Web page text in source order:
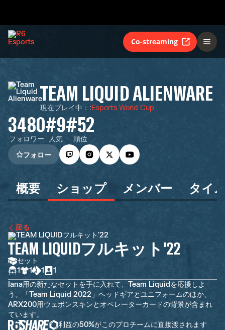
Co-streaming
TEAM LIQUID ALIENWARE
現在プレイ中： :Esports World Cup
3480
フォロワー
#9
人気
#52
順位
フォロー
概要 ショップ メンバー タイ
戻る
TEAM LIQUIDフルキット'22
セット
1
1 1
1
Iana用の新たなセットを手に入れて、Team Liquidを応援しよ
う。「Team Liquid 2022」ヘッドギアとユニフォームのほか、
ARX200用ウェポンスキンとオペレーターカードの背景が含まれ
ています。
利益の50%がこのプロチームに直接渡されます